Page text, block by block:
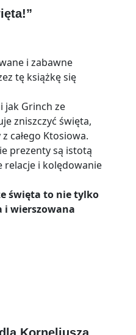
i zabawne
tę książkę się
jak Grinch ze
zniszczyć święta,
całego Ktosiowa.
prezenty są istotą
relacje i kolędowanie
święta to nie tylko
i wierszowana